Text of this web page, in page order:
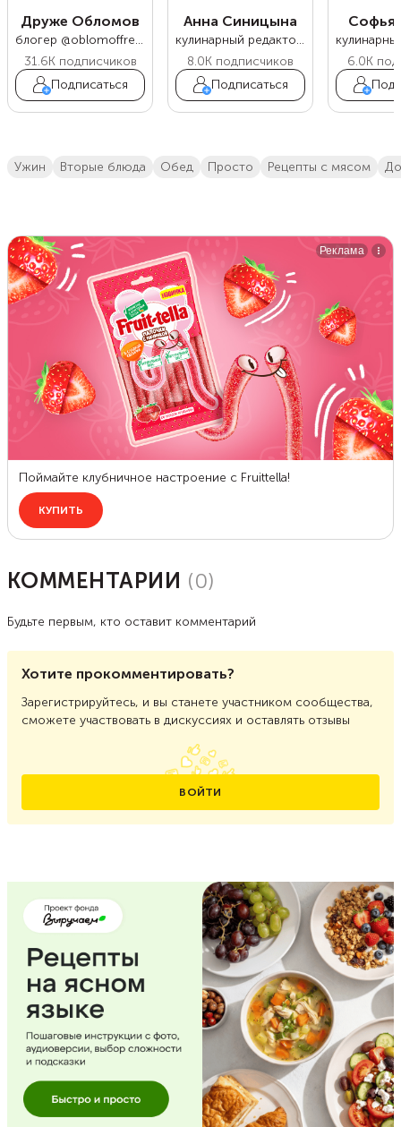
Друже Обломов
блогер @oblomoffrecipe
31.6Kподписчиков
Подписаться
Анна Синицына
кулинарный редактор Food.ru
8.0K подписчиков
Подписаться
Софья
6.0K
ужин вторые блюда обед просто Рецепты с мясом
КОММЕНТАРИИ (0)
Будьте первым, кто оставит комментарий
Хотите прокомментировать?
Зарегистрируйтесь, и вы станете участником сообщества,
сможете участвовать в дискуссиях и оставлять отзывы
ВОЙТИ